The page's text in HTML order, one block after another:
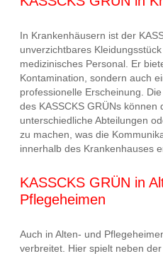
In Krankenhäusern ist der
unverzichtbares
medizinisches Personal. Er
Kontamination, sondern auch
professionelle Erscheinung.
des KASSCKS GRÜNs können
unterschiedliche Abteilungen
zu machen, was die
innerhalb des Krankenhauses
KASSCKS GRÜN in
Pflegeheimen
Auch in Alten- und
verbreitet. Hier spielt neben